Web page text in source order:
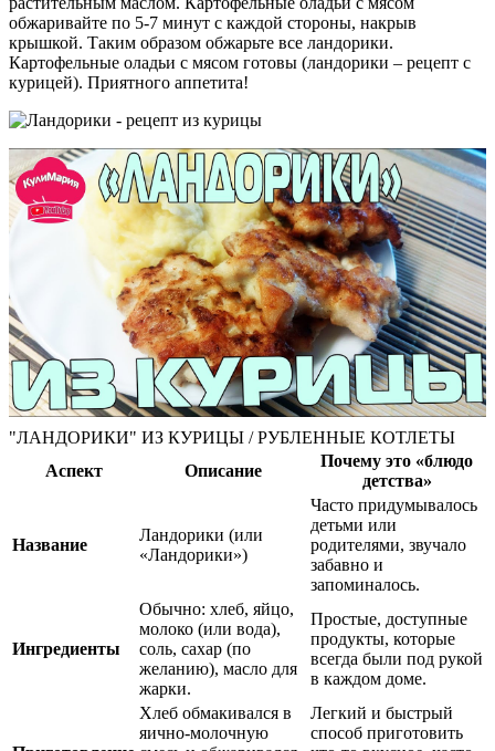
обжаривайте по 5-7 минут с каждой стороны, накрыв
крышкой. Таким образом обжарьте все ландорики.
Картофельные оладьи с мясом готовы (ландорики – рецепт с
курицей). Приятного аппетита!
"ЛАНДОРИКИ" ИЗ КУРИЦЫ / РУБЛЕННЫЕ КОТЛЕТЫ
Аспект
Описание
Почему это «блюдо
детства»
Название
Ландорики (или
«Ландорики»)
Часто придумывалось
детьми или
родителями, звучало
забавно и
запоминалось.
Ингредиенты
Обычно: хлеб, яйцо,
молоко (или вода),
соль, сахар (по
желанию), масло для
жарки.
Простые, доступные
продукты, которые
всегда были под рукой
в каждом доме.
Хлеб обмакивался в
яично-молочную
Легкий и быстрый
способ приготовить